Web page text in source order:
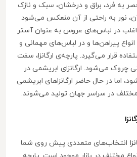
به فرد، براق و درخشان، سبک و نازک
نور به راحتی از آن منعکس می‌شود
در لباس‌های عروس به عنوان آستر
پیراهن‌ها و در لباس‌های مهمانی و
قرار می‌گیرد. پارچه‌ی ارگانزا، سفت
چروک می‌شود. ارگانزای ابریشمی در
اما در حال حاضر ارگانزاهای ابریشمی
در سراسر جهان تولید می‌شوند.
انتخاب‌های متعددی پیش روی شما